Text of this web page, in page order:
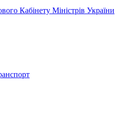
Кабінету Міністрів України